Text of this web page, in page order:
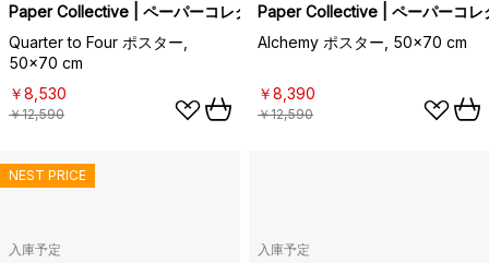
Paper Collective | ペーパーコレクティブ
Quarter to Four ポスター,
50x70 cm
￥8,530
￥12,590
Paper Collective | ペーパーコレ
Alchemy ポスター, 50x70 cm
￥8,390
￥12,590
入庫予定
NEST PRICE
入庫予定